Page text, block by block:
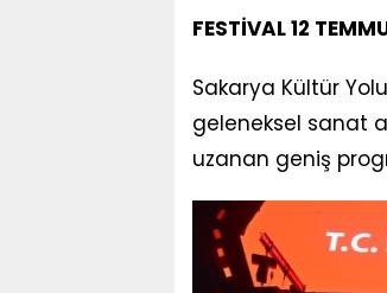
FESTİVAL 12
Sakarya Kültür
geleneksel sanat
uzanan geniş